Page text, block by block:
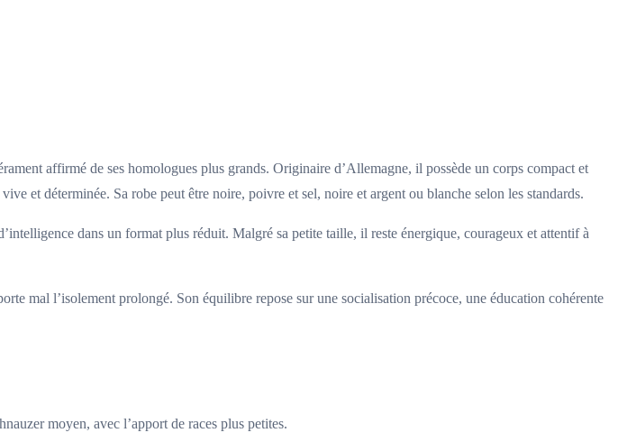
affirmé de ses homologues plus grands. Originaire d’Allemagne, il possède un corps compact et
et déterminée. Sa robe peut être noire, poivre et sel, noire et argent ou blanche selon les standards.
dans un format plus réduit. Malgré sa petite taille, il reste énergique, courageux et attentif à
mal l’isolement prolongé. Son équilibre repose sur une socialisation précoce, une éducation cohérente
moyen, avec l’apport de races plus petites.